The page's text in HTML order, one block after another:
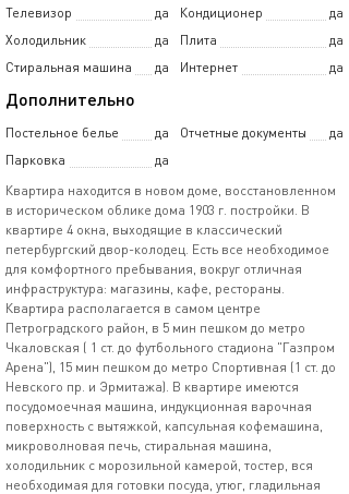
Телевизор да Кондиционер
да
Холодильник
да Плита
да
Стиральная машина
да Интернет да
Дополнительно
Постельное белье да Отчетные документы
да
Парковка
да
Квартира находится в новом доме, восстановленном
в историческом облике дома 1903 г. постройки. В
квартире 4 окна, выходящие в классический
петербургский двор-колодец. Есть все необходимое
для комфортного пребывания, вокруг отличная
инфраструктура: магазины, кафе, рестораны.
Квартира располагается в самом центре
Петроградского район, в 5 мин пешком до метро
Чкаловская ( 1 ст. до футбольного стадиона "Газпром
Арена"), 15 мин пешком до метро Спортивная (1 ст. до
Невского пр. и Эрмитажа). В квартире имеются
посудомоечная машина, индукционная варочная
поверхность с вытяжкой, капсульная кофемашина,
микроволновая печь, стиральная машина,
холодильник с морозильной камерой, тостер, вся
необходимая для готовки посуда, утюг, гладильная